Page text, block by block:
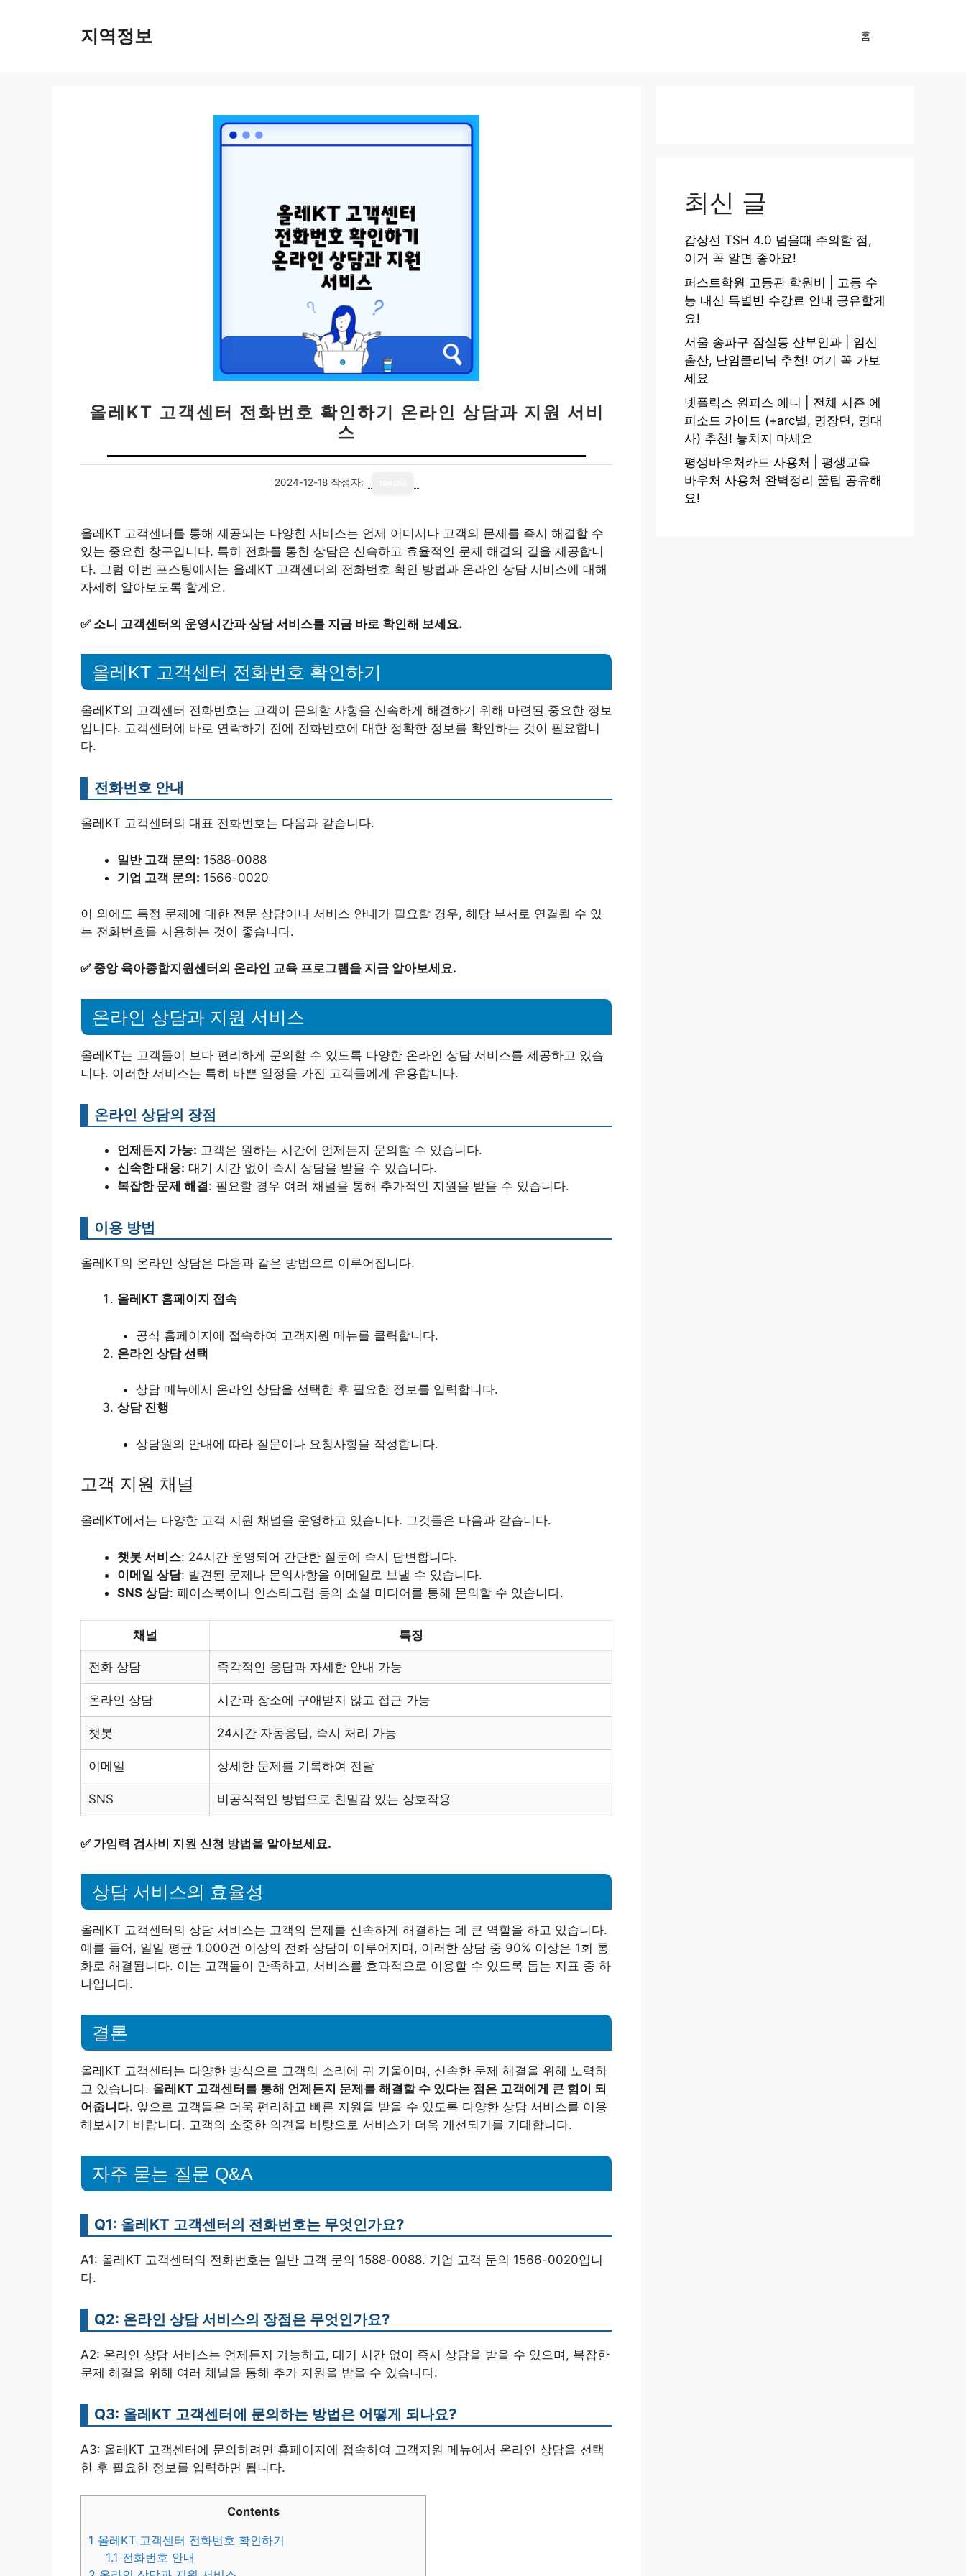
지역정보 홈
올레KT 고객센터 전화번호 확인하기 온라인 상담과 지원 서비
스
2024-12-18 작성자:
올레KT 고객센터를 통해 제공되는 다양한 서비스는 언제 어디서나 고객의 문제를 즉시 해결할 수
있는 중요한 창구입니다. 특히 전화를 통한 상담은 신속하고 효율적인 문제 해결의 길을 제공합니
다. 그럼 이번 포스팅에서는 올레KT 고객센터의 전화번호 확인 방법과 온라인 상담 서비스에 대해
자세히 알아보도록 할게요.
✅ 소니 고객센터의 운영시간과 상담 서비스를 지금 바로 확인해 보세요.
올레KT 고객센터 전화번호 확인하기
올레KT의 고객센터 전화번호는 고객이 문의할 사항을 신속하게 해결하기 위해 마련된 중요한 정보
입니다. 고객센터에 바로 연락하기 전에 전화번호에 대한 정확한 정보를 확인하는 것이 필요합니
다.
전화번호 안내
올레KT 고객센터의 대표 전화번호는 다음과 같습니다.
일반 고객 문의: 1588-0088
기업 고객 문의: 1566-0020
이 외에도 특정 문제에 대한 전문 상담이나 서비스 안내가 필요할 경우, 해당 부서로 연결될 수 있
는 전화번호를 사용하는 것이 좋습니다.
✅ 중앙 육아종합지원센터의 온라인 교육 프로그램을 지금 알아보세요.
온라인 상담과 지원 서비스
올레KT는 고객들이 보다 편리하게 문의할 수 있도록 다양한 온라인 상담 서비스를 제공하고 있습
니다. 이러한 서비스는 특히 바쁜 일정을 가진 고객들에게 유용합니다.
온라인 상담의 장점
언제든지 가능: 고객은 원하는 시간에 언제든지 문의할 수 있습니다.
신속한 대응: 대기 시간 없이 즉시 상담을 받을 수 있습니다.
복잡한 문제 해결: 필요할 경우 여러 채널을 통해 추가적인 지원을 받을 수 있습니다.
이용 방법
올레KT의 온라인 상담은 다음과 같은 방법으로 이루어집니다.
올레KT 홈페이지 접속
공식 홈페이지에 접속하여 고객지원 메뉴를 클릭합니다.
온라인 상담 선택
상담 메뉴에서 온라인 상담을 선택한 후 필요한 정보를 입력합니다.
상담 진행
상담원의 안내에 따라 질문이나 요청사항을 작성합니다.
고객 지원 채널
올레KT에서는 다양한 고객 지원 채널을 운영하고 있습니다. 그것들은 다음과 같습니다.
챗봇 서비스: 24시간 운영되어 간단한 질문에 즉시 답변합니다.
이메일 상담: 발견된 문제나 문의사항을 이메일로 보낼 수 있습니다.
SNS 상담: 페이스북이나 인스타그램 등의 소셜 미디어를 통해 문의할 수 있습니다.
채널 특징
전화 상담 즉각적인 응답과 자세한 안내 가능
온라인 상담 시간과 장소에 구애받지 않고 접근 가능
챗봇 24시간 자동응답, 즉시 처리 가능
이메일 상세한 문제를 기록하여 전달
SNS 비공식적인 방법으로 친밀감 있는 상호작용
✅ 가임력 검사비 지원 신청 방법을 알아보세요.
상담 서비스의 효율성
올레KT 고객센터의 상담 서비스는 고객의 문제를 신속하게 해결하는 데 큰 역할을 하고 있습니다.
예를 들어, 일일 평균 1.000건 이상의 전화 상담이 이루어지며, 이러한 상담 중 90% 이상은 1회 통
화로 해결됩니다. 이는 고객들이 만족하고, 서비스를 효과적으로 이용할 수 있도록 돕는 지표 중 하
나입니다.
결론
올레KT 고객센터는 다양한 방식으로 고객의 소리에 귀 기울이며, 신속한 문제 해결을 위해 노력하
고 있습니다. 올레KT 고객센터를 통해 언제든지 문제를 해결할 수 있다는 점은 고객에게 큰 힘이 되
어줍니다. 앞으로 고객들은 더욱 편리하고 빠른 지원을 받을 수 있도록 다양한 상담 서비스를 이용
해보시기 바랍니다. 고객의 소중한 의견을 바탕으로 서비스가 더욱 개선되기를 기대합니다.
자주 묻는 질문 Q&A
Q1: 올레KT 고객센터의 전화번호는 무엇인가요?
A1: 올레KT 고객센터의 전화번호는 일반 고객 문의 1588-0088. 기업 고객 문의 1566-0020입니
다.
Q2: 온라인 상담 서비스의 장점은 무엇인가요?
A2: 온라인 상담 서비스는 언제든지 가능하고, 대기 시간 없이 즉시 상담을 받을 수 있으며, 복잡한
문제 해결을 위해 여러 채널을 통해 추가 지원을 받을 수 있습니다.
Q3: 올레KT 고객센터에 문의하는 방법은 어떻게 되나요?
A3: 올레KT 고객센터에 문의하려면 홈페이지에 접속하여 고객지원 메뉴에서 온라인 상담을 선택
한 후 필요한 정보를 입력하면 됩니다.
Contents
1 올레KT 고객센터 전화번호 확인하기
1.1 전화번호 안내
최신 글
갑상선 TSH 4.0 넘을때 주의할 점,
이거 꼭 알면 좋아요!
퍼스트학원 고등관 학원비 | 고등 수
능 내신 특별반 수강료 안내 공유할게
요!
서울 송파구 잠실동 산부인과 | 임신
출산, 난임클리닉 추천! 여기 꼭 가보
세요
넷플릭스 원피스 애니 | 전체 시즌 에
피소드 가이드 (+arc별, 명장면, 명대
사) 추천! 놓치지 마세요
평생바우처카드 사용처 | 평생교육
바우처 사용처 완벽정리 꿀팁 공유해
요!